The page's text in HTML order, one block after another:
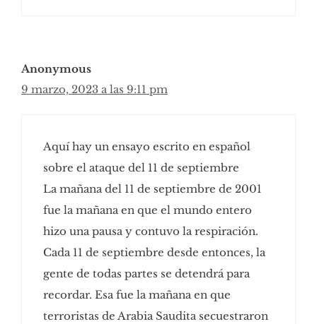
Anonymous
9 marzo, 2023 a las 9:11 pm
Aquí hay un ensayo escrito en español
sobre el ataque del 11 de septiembre
La mañana del 11 de septiembre de 2001
fue la mañana en que el mundo entero
hizo una pausa y contuvo la respiración.
Cada 11 de septiembre desde entonces, la
gente de todas partes se detendrá para
recordar. Esa fue la mañana en que
terroristas de Arabia Saudita secuestraron